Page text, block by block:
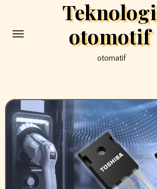
content
Teknologi
otomotif
otomatif